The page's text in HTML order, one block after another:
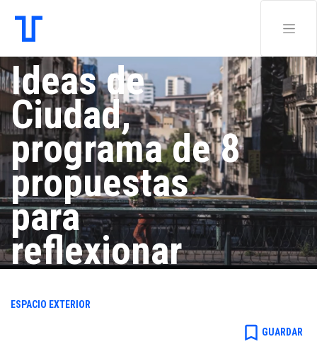
Ideas de
Ciudad,
programa de 8
propuestas
para
reflexionar
sobre el
ámbito urbano
ESPACIO EXTERIOR
bookmark_border GUARDAR